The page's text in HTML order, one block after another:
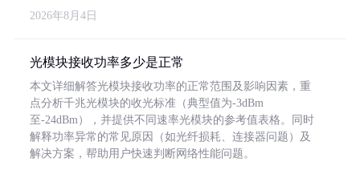
2026年8月4日
光模块接收功率多少是正常
本文详细解答光模块接收功率的正常范围及影响因素，重
点分析千兆光模块的收光标准（典型值为-3dBm
至-24dBm），并提供不同速率光模块的参考值表格。同时
解释功率异常的常见原因（如光纤损耗、连接器问题）及
解决方案，帮助用户快速判断网络性能问题。